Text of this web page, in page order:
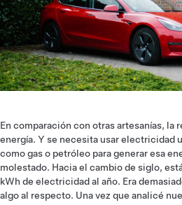
En comparación con otras artesanías, la
energía. Y se necesita usar electricidad
como gas o petróleo para generar esa
molestado. Hacia el cambio de siglo,
kWh de electricidad al año. Era
algo al respecto. Una vez que analicé